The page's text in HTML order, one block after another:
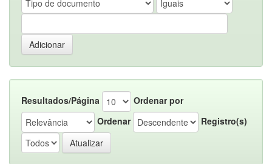
Resultados/Página
Ordenar por
Ordenar
Registro(s)